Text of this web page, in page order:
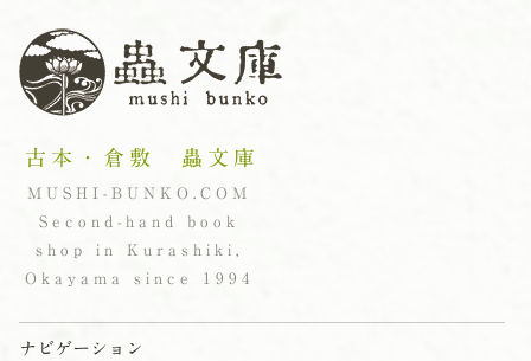
古本・倉敷 蟲文庫
MUSHI-BUNKO.COM
Second-hand book
shop in Kurashiki,
Okayama since 1994
ナビゲーション